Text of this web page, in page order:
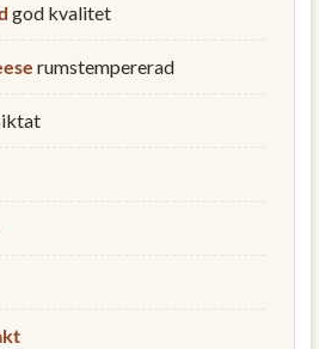
god kvalitet
rumstempererad